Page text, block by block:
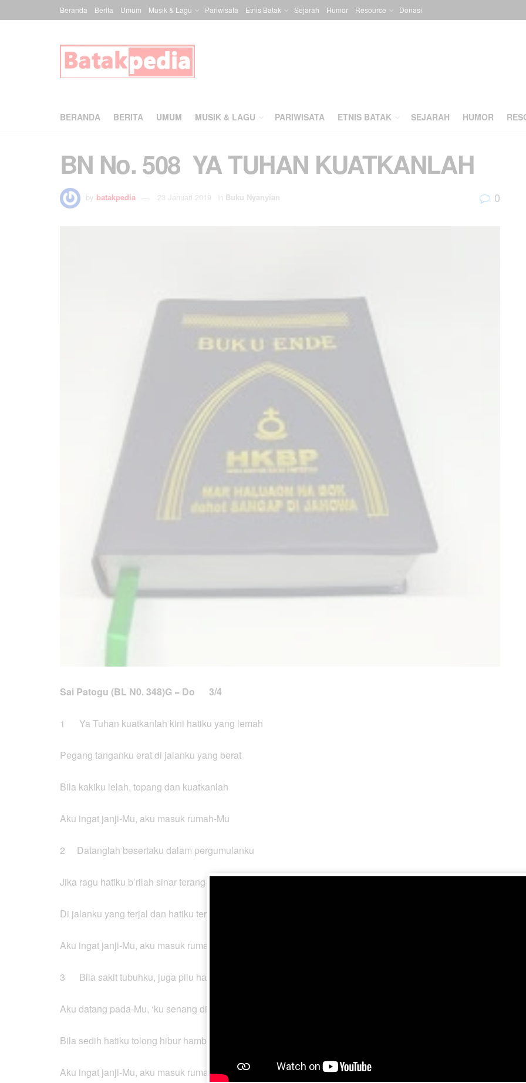
Beranda Berita Umum Musik & Lagu Pariwisata Etnis Batak Sejarah Humor Resource Donasi
BERANDA BERITA UMUM MUSIK & LAGU PARIWISATA ETNIS BATAK SEJARAH HUMOR
BN No. 508 YA TUHAN KUATKANLAH
by batakpedia 23 Januari 2019 in Buku Nyanyian 0
Sai Patogu (BL N0. 348)G = Do 3/4
1 Ya Tuhan kuatkanlah kini hatiku yang lemah
Pegang tanganku erat di jalanku yang berat
Bila kakiku lelah, topang dan kuatkanlah
Aku ingat janji-Mu, aku masuk rumah-Mu
2 Datanglah besertaku dalam pergumulanku
Jika ragu hatiku b’rilah sinar terang-Mu
Di jalanku yang terjal dan hatiku tersesak
Aku ingat janji-Mu, aku masuk rumah-Mu
3 Bila sakit tubuhku, juga pilu hatiku
Aku datang pada-Mu, ‘ku senang di sisi-Mu
Bila sedih hatiku tolong hibur hamba-Mu
Aku ingat janji-Mu, aku masuk rumah-Mu